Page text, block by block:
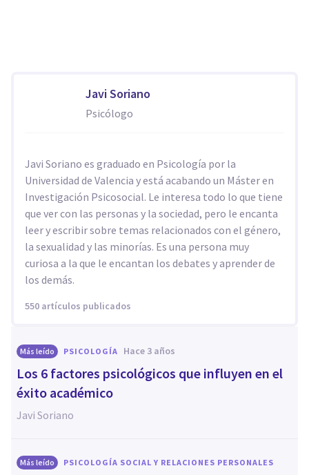
Javi Soriano
Psicólogo
Javi Soriano es graduado en Psicología por la
Universidad de Valencia y está acabando un Máster en
Investigación Psicosocial. Le interesa todo lo que tiene
que ver con las personas y la sociedad, pero le encanta
leer y escribir sobre temas relacionados con el género,
la sexualidad y las minorías. Es una persona muy
curiosa a la que le encantan los debates y aprender de
los demás.
550 artículos publicados
Más leído PSICOLOGÍA hace 3 años
Los 6 factores psicológicos que influyen en el
éxito académico
Javi Soriano
Más leído PSICOLOGÍA SOCIAL Y RELACIONES PERSONALES